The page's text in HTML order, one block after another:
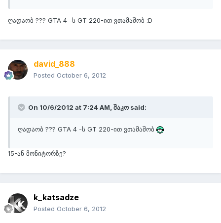
ღადაობ ??? GTA 4 -ს GT 220-ით ვთამაშობ :D
david_888
Posted October 6, 2012
On 10/6/2012 at 7:24 AM, შაკო said:
ღადაობ ??? GTA 4 -ს GT 220-ით ვთამაშობ
15-ან მონიტორზე?
k_katsadze
Posted October 6, 2012